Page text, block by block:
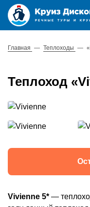
Главная — Теплоходы —
Теплоход
Vivienne 5* —